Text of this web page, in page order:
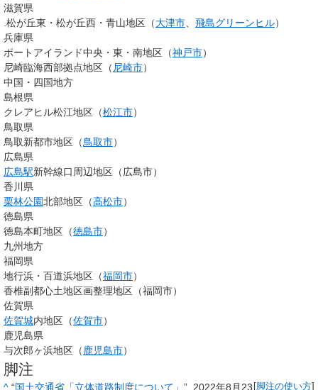
滋賀県
.松が丘東・松が丘西・青山地区（大津市 飛島グリーンヒル）
兵庫県
ポートアイランド中央・東・南地区（神戸市）
尼崎臨海西部拠点地区（ 尼崎市）
中国・四国地方
島根県
クレアヒル松江地区（松江市）
鳥取県
鳥取新都市地区（鳥取市）
広島県
広島駅新幹線口周辺地区（広島市）
香川県
栗林公園北部地区（高松市）
徳島県
徳島本町地区（徳島市）
九州地方
福岡県
地行浜・百道浜地区（福岡市）
香椎副都心土地区画整理地区（福岡市）
佐賀県
佐賀城内地区（佐賀市）
鹿児島県
与次郎ヶ浜地区（ 鹿児島市）
脚注
脚注の使い方
^ “国土交通省「立体道路制度について」 ”. 2022年8月23